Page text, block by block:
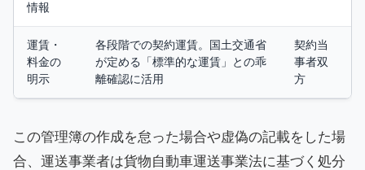
情報
運賃・
料金の
明示
各段階での契約運賃。国土交通省
が定める「標準的な運賃」との乖
離確認に活用
契約当
事者双
方
この管理簿の作成を怠った場合や虚偽の記載をした場
合、運送事業者は貨物自動車運送事業法に基づく処分